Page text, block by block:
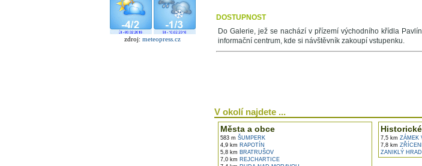
zdroj: meteopress.cz
DOSTUPNOST
Do Galerie, jež se nachází v přízemí východního křídla
informační centrum, kde si návštěvník zakoupí vstupenku.
V okolí najdete ...
Města a obce
583 m ŠUMPERK
4,9 km RAPOTÍN
5,8 km BRATRUŠOV
7,0 km REJCHARTICE
7,5 km ZÁMEK
7,8 km
ZANIKLÝ